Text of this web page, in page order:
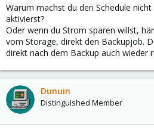
Warum machst du den Schedule
aktivierst?
Oder wenn du Strom sparen willst,
vom Storage, direkt den Backupjob.
direkt nach dem Backup auch wieder
Dunuin
Distinguished Member